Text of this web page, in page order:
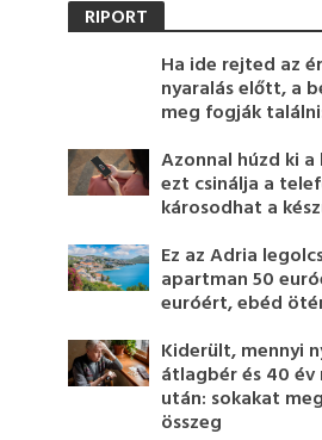
RIPORT
Ha ide rejted az
nyaralás előtt, a
meg fogják
Azonnal húzd ki
ezt csinálja a
károsodhat a
Ez az Adria
apartman 50
euróért, ebéd
Kiderült, mennyi
átlagbér és 40 év
után: sokakat
összeg